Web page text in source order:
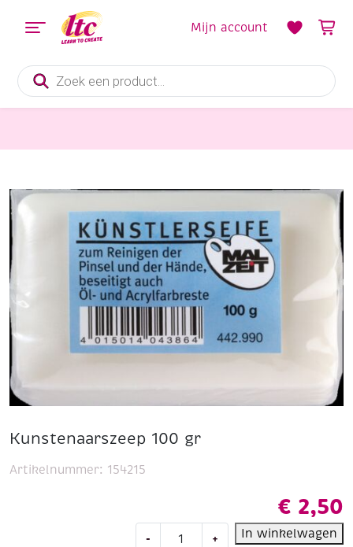
Producten
zoeken
Mijn account
Kunstenaarszeep 100 gr
€ 2,50
- + In winkelwagen
Artikelnummer: 154215